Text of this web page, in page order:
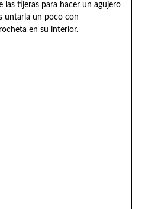
las tijeras para hacer un agujero
untarla un poco con
en su interior.